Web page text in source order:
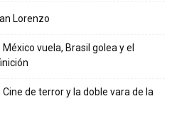
Lorenzo
vuela, Brasil golea y el
de terror y la doble vara de la